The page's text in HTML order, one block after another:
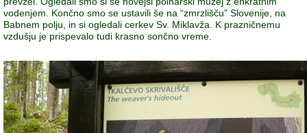
vodenjem. Končno smo se ustavili še na “zmrzlišču” Slovenije, na
Babnem polju, in si ogledali cerkev Sv. Miklavža. K prazničnemu
vzdušju je prispevalo tudi krasno sončno vreme.